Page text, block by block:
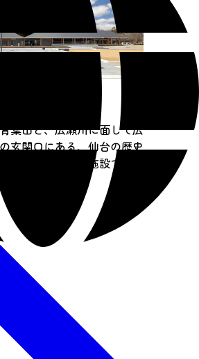
彩館
葉山と、広瀬川に面して広
玄関口にある、仙台の歴史
情報を発信する施設です。